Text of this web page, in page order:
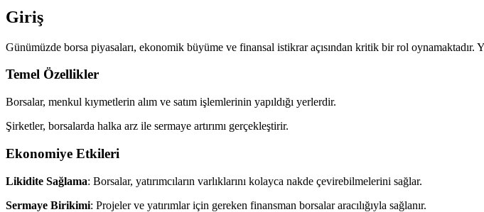
Giriş
Günümüzde borsa piyasaları, ekonomik büyüme ve finansal istikrar açısından kritik bir rol oynamaktadır.
Temel Özellikler
Borsalar, menkul kıymetlerin alım ve satım işlemlerinin yapıldığı yerlerdir.
Şirketler, borsalarda halka arz ile sermaye artırımı gerçekleştirir.
Ekonomiye Etkileri
Likidite Sağlama: Borsalar, yatırımcıların varlıklarını kolayca nakde çevirebilmelerini sağlar.
Sermaye Birikimi: Projeler ve yatırımlar için gereken finansman borsalar aracılığıyla sağlanır.